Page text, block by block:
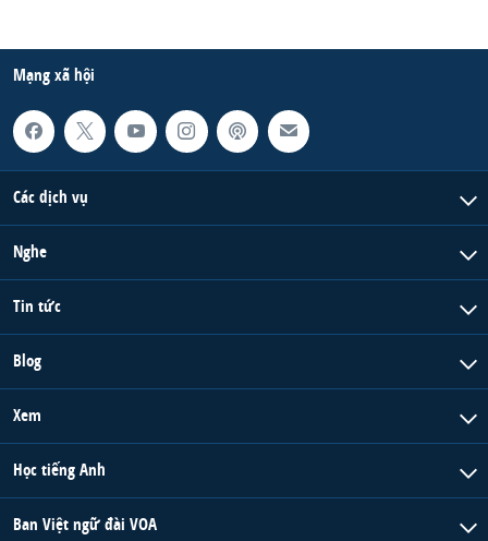
Mạng xã hội
Các dịch vụ
Nghe
Tin tức
Blog
Xem
Học tiếng Anh
Ban Việt ngữ đài VOA